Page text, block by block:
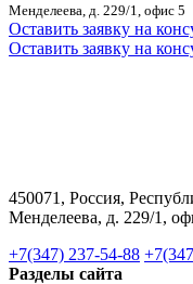
Менделеева, д. 229/1, офис 5
Оставить заявку на
Оставить заявку на
450071, Россия,
Менделеева, д. 229/1,
+7(347) 237-54-88
Разделы сайта